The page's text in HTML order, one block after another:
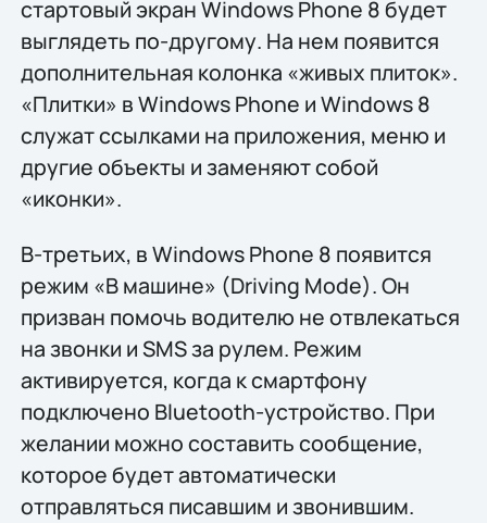
стартовый экран Windows Phone 8 будет
выглядеть по-другому. На нем появится
дополнительная колонка «живых плиток».
«Плитки» в Windows Phone и Windows 8
служат ссылками на приложения, меню и
другие объекты и заменяют собой
«иконки».
В-третьих, в Windows Phone 8 появится
режим «В машине» (Driving Mode). Он
призван помочь водителю не отвлекаться
на звонки и SMS за рулем. Режим
активируется, когда к смартфону
подключено Bluetooth-устройство. При
желании можно составить сообщение,
которое будет автоматически
отправляться писавшим и звонившим.